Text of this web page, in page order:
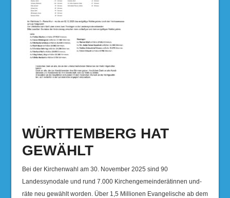
WÜRTTEMBERG HAT
GEWÄHLT
Bei der Kirchenwahl am 30. November 2025 sind 90
Landessynodale und rund 7.000 Kirchengemeinderätinnen und-
räte neu gewählt worden. Über 1,5 Millionen Evangelische ab dem